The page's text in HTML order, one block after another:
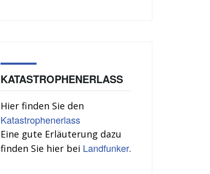
KATASTROPHENERLASS
Hier finden Sie den
Katastrophenerlass
Eine gute Erläuterung dazu
finden Sie hier bei Landfunker.